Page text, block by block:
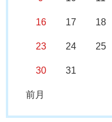
16 17 18
23 24 25
30 31
前月